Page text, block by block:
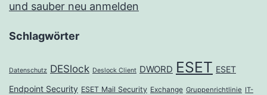
und sauber neu anmelden
Schlagwörter
Datenschutz DESlock Deslock Client DWORD ESET ESET
Endpoint Security ESET Mail Security Exchange Gruppenrichtlinie IT-